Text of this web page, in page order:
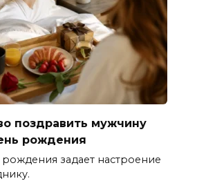
поздравить мужчину
рождения
задает настроение